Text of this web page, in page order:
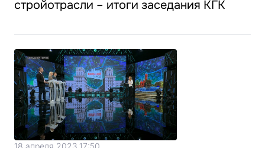
стройотрасли – итоги заседания КГК